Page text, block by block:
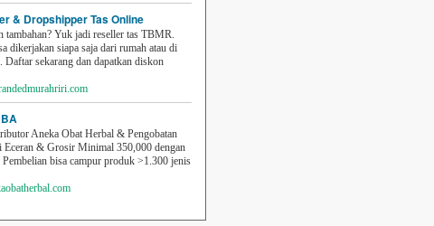
& Dropshipper Tas Online
tambahan? Yuk jadi reseller tas TBMR.
dikerjakan siapa saja dari rumah atau di
Daftar sekarang dan dapatkan diskon
Aneka Obat Herbal & Pengobatan
Eceran & Grosir Minimal 350,000 dengan
bisa campur produk >1.300 jenis